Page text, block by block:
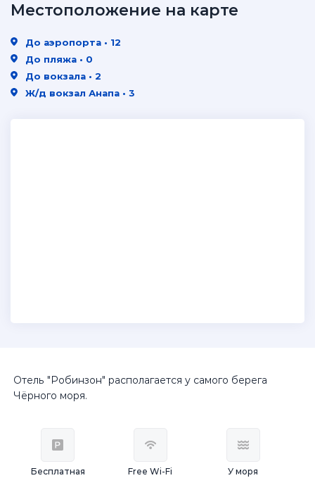
Отель "Робинзон" располагается у самого берега
Чёрного моря.
Бесплатная
Free Wi-Fi У моря
Местоположение на карте
До аэропорта • 12
До пляжа • 0
До вокзала • 2
Ж/д вокзал Анапа • 3